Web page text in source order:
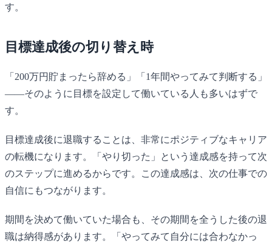
す。
目標達成後の切り替え時
「200万円貯まったら辞める」「1年間やってみて判断する」
——そのように目標を設定して働いている人も多いはずで
す。
目標達成後に退職することは、非常にポジティブなキャリア
の転機になります。「やり切った」という達成感を持って次
のステップに進めるからです。この達成感は、次の仕事での
自信にもつながります。
期間を決めて働いていた場合も、その期間を全うした後の退
職は納得感があります。「やってみて自分には合わなかっ